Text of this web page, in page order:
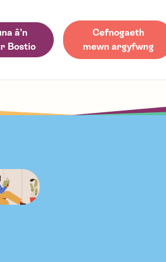
â’n
Bostio
Cefnogaeth
mewn argyfwng